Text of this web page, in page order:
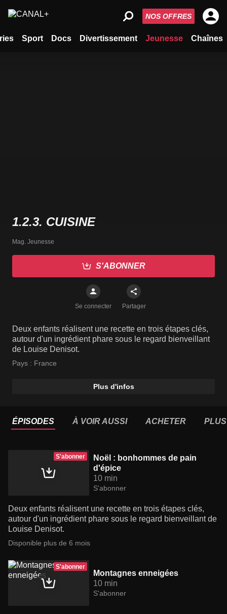
Sport Docs Divertissement Jeunesse Chaînes
NOS OFFRES
1.2.3. CUISINE
Mag. Jeunesse
S'ABONNER
Se connecter Partager
Deux enfants réalisent une recette en trois étapes clés,
autour d'un ingrédient phare sous le regard bienveillant
de Louise Denisot.
Pays : France
Plus d'infos
ÉPISODES À VOIR AUSSI ACHETER
S'abonner
Noël : bonhommes de pain
d'épice
10 min
S'abonner
Deux enfants réalisent une recette en trois étapes clés,
autour d'un ingrédient phare sous le regard bienveillant de
Louise Denisot.
Disponible plus de 6 mois
S'abonner
Montagnes enneigées
10 min
S'abonner